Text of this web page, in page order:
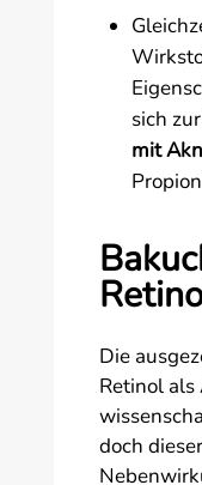
sich zur
mit
Die
Retinol
doch